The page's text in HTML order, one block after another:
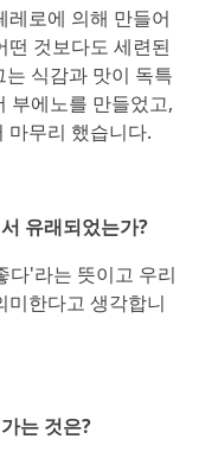
레로에 의해 만들어
떤 것보다도 세련된
식감과 맛이 독특
부에노를 만들었고,
마무리 했습니다.
유래되었는가?
'라는 뜻이고 우리
미한다고 생각합니
는 것은?